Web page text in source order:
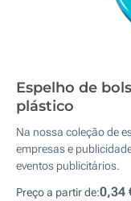
Espelho de
plástico
Na nossa coleção de
empresas e
eventos publicitários.
Preço a partir de:0,34